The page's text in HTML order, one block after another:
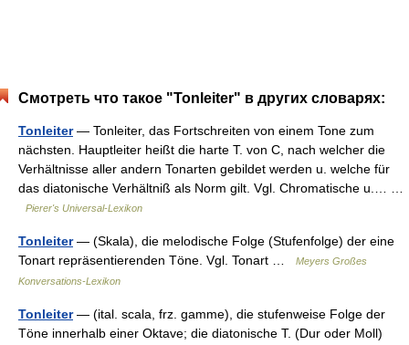
Смотреть что такое "Tonleiter" в других словарях:
Tonleiter— Tonleiter, das Fortschreiten von einem Tone zum
nächsten. Hauptleiter heißt die harte T. von C, nach welcher die
Verhältnisse aller andern Tonarten gebildet werden u. welche für
das diatonische Verhältniß als Norm gilt. Vgl. Chromatische u.… …
Pierer's Universal-Lexikon
Tonleiter— (Skala), die melodische Folge (Stufenfolge) der eine
Tonart repräsentierenden Töne. Vgl. Tonart …
Meyers Großes
Konversations-Lexikon
Tonleiter— (ital. scala, frz. gamme), die stufenweise Folge der
Töne innerhalb einer Oktave; die diatonische T. (Dur oder Moll)